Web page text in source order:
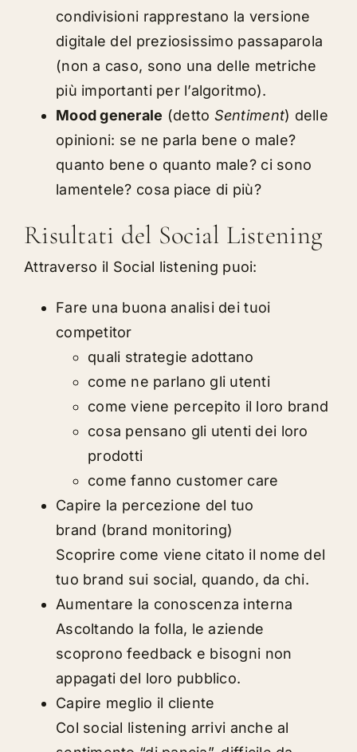
condivisioni rapprestano la versione
digitale del preziosissimo passaparola
(non a caso, sono una delle metriche
più importanti per l’algoritmo).
Mood generale (detto Sentiment) delle
opinioni: se ne parla bene o male?
quanto bene o quanto male? ci sono
lamentele? cosa piace di più?
Risultati del Social Listening
Attraverso il Social listening puoi:
Fare una buona analisi dei tuoi
competitor
quali strategie adottano
come ne parlano gli utenti
come viene percepito il loro brand
cosa pensano gli utenti dei loro
prodotti
come fanno customer care
Capire la percezione del tuo
brand (brand monitoring)
Scoprire come viene citato il nome del
tuo brand sui social, quando, da chi.
Aumentare la conoscenza interna
Ascoltando la folla, le aziende
scoprono feedback e bisogni non
appagati del loro pubblico.
Capire meglio il cliente
Col social listening arrivi anche al